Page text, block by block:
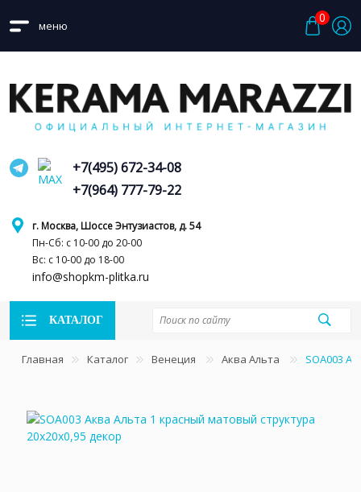
меню
0
г. Москва, Шоссе Энтузиастов, д. 54
Пн-Сб: с 10-00 до 20-00
Вс: с 10-00 до 18-00
info@shopkm-plitka.ru
+7(495) 672-34-08
+7(964) 777-79-22
КАТАЛОГ
Главная Каталог Венеция Аква Альта SOA003